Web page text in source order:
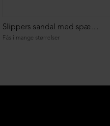
Fås i mange størrelser
Slippers sandal med spænder